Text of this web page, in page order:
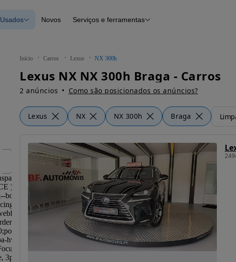
Novos
Usados Novos
Histórico do veículo
Serviços e ferramentas
Início Carros Lexus NX 300h
Lexus NX NX 300h Braga - Carros
2 anúncios Como são posicionados os anúncios?
Lexus NX NX 300h Braga